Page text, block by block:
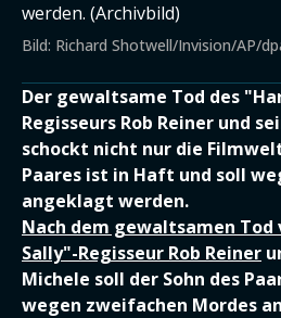
werden. (Archivbild)
Bild: Richard Shotwell/Invision/AP/
Der gewaltsame Tod des
Regisseurs Rob Reiner und
schockt nicht nur die
Paares ist in Haft und soll
angeklagt werden.
Nach dem gewaltsamen Tod
Sally"-Regisseur Rob Reiner
Michele soll der Sohn des
wegen zweifachen Mordes